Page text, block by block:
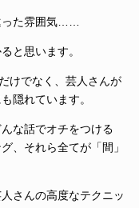
った雰囲気……
と思います。
けでなく、芸人さんが
隠れています。
な話でオチをつける
、それら全てが「間」
さんの高度なテクニッ